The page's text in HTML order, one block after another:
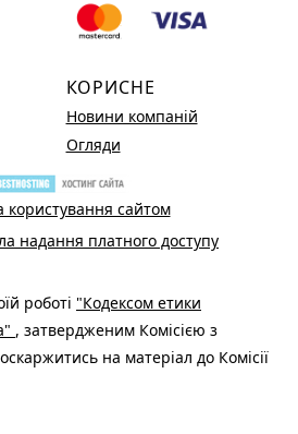
КОРИСНЕ
Новини компаній
Огляди
користування сайтом
надання платного доступу
роботі "Кодексом етики
, затвердженим Комісією з
на матеріал до Комісії